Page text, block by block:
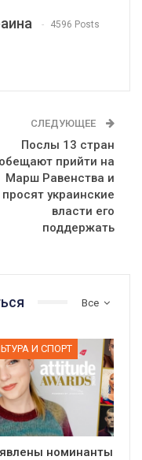
4596 Posts
СЛЕДУЮЩЕЕ
Послы 13 стран
обещают прийти на
Марш Равенства и
просят украинские
власти его
поддержать
Все
И СПОРТ
номинанты